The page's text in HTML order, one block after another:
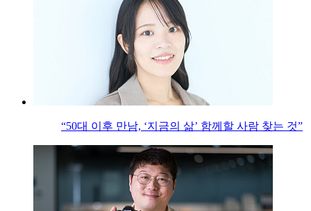
“50대 이후 만남, ‘지금의 삶’ 함께할 사람 찾는 것”